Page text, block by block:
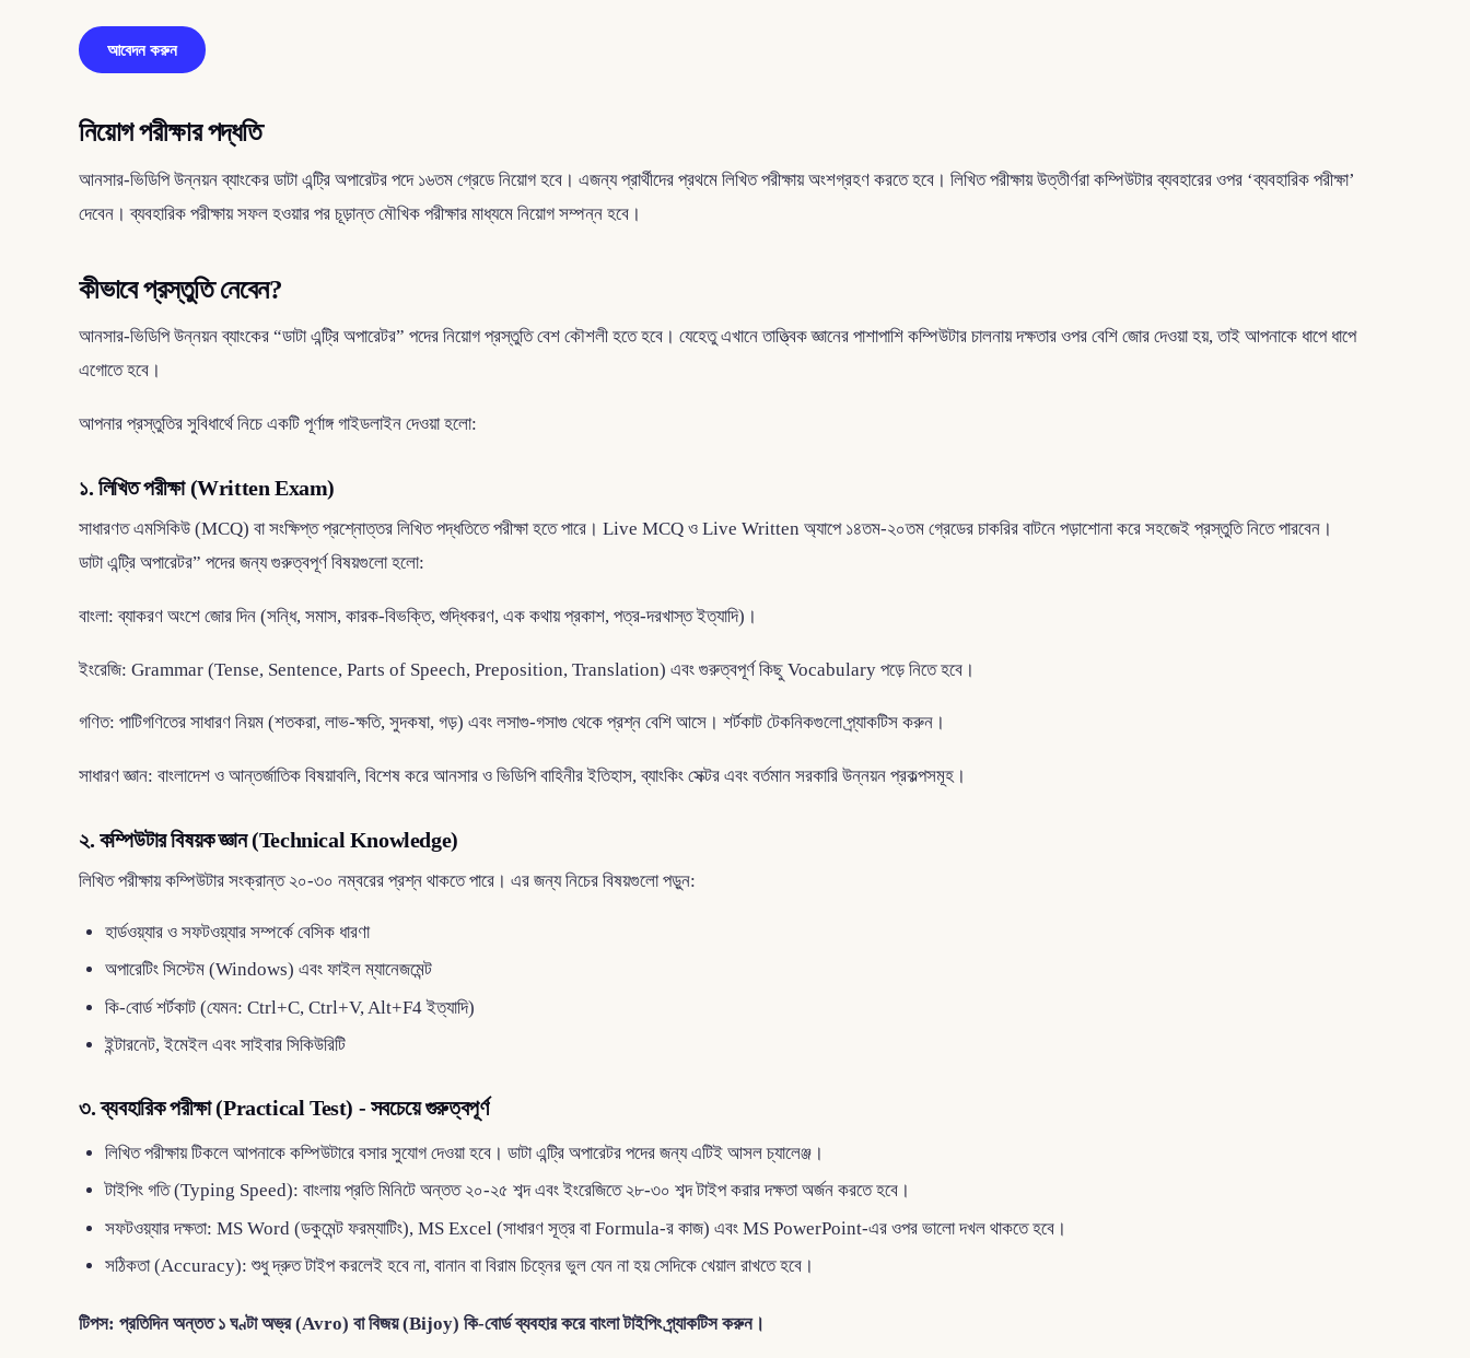
আবেদন করুন
নিয়োগ পরীক্ষার পদ্ধতি
আনসার-ভিডিপি উন্নয়ন ব্যাংকের ডাটা এন্ট্রি অপারেটর পদে ১৬তম গ্রেডে নিয়োগ হবে। এজন্য প্রার্থীদের প্রথমে লিখিত পরীক্ষায় অংশগ্রহণ করতে হবে। লিখিত পরীক্ষায় উত্তীর্ণরা কম্পিউটার ব্যবহারের ওপর ‘ব্যবহারিক পরীক্ষা’
দেবেন। ব্যবহারিক পরীক্ষায় সফল হওয়ার পর চূড়ান্ত মৌখিক পরীক্ষার মাধ্যমে নিয়োগ সম্পন্ন হবে।
কীভাবে প্রস্তুতি নেবেন?
আনসার-ভিডিপি উন্নয়ন ব্যাংকের “ডাটা এন্ট্রি অপারেটর” পদের নিয়োগ প্রস্তুতি বেশ কৌশলী হতে হবে। যেহেতু এখানে তাত্ত্বিক জ্ঞানের পাশাপাশি কম্পিউটার চালনায় দক্ষতার ওপর বেশি জোর দেওয়া হয়, তাই আপনাকে ধাপে ধাপে
এগোতে হবে।
আপনার প্রস্তুতির সুবিধার্থে নিচে একটি পূর্ণাঙ্গ গাইডলাইন দেওয়া হলো:
১. লিখিত পরীক্ষা (Written Exam)
সাধারণত এমসিকিউ (MCQ) বা সংক্ষিপ্ত প্রশ্নোত্তর লিখিত পদ্ধতিতে পরীক্ষা হতে পারে। Live MCQ ও Live Written অ্যাপে ১৪তম-২০তম গ্রেডের চাকরির বাটনে পড়াশোনা করে সহজেই প্রস্তুতি নিতে পারবেন।
ডাটা এন্ট্রি অপারেটর” পদের জন্য গুরুত্বপূর্ণ বিষয়গুলো হলো:
বাংলা: ব্যাকরণ অংশে জোর দিন (সন্ধি, সমাস, কারক-বিভক্তি, শুদ্ধিকরণ, এক কথায় প্রকাশ, পত্র-দরখাস্ত ইত্যাদি)।
ইংরেজি: Grammar (Tense, Sentence, Parts of Speech, Preposition, Translation) এবং গুরুত্বপূর্ণ কিছু Vocabulary পড়ে নিতে হবে।
গণিত: পাটিগণিতের সাধারণ নিয়ম (শতকরা, লাভ-ক্ষতি, সুদকষা, গড়) এবং লসাগু-গসাগু থেকে প্রশ্ন বেশি আসে। শর্টকাট টেকনিকগুলো প্র্যাকটিস করুন।
সাধারণ জ্ঞান: বাংলাদেশ ও আন্তর্জাতিক বিষয়াবলি, বিশেষ করে আনসার ও ভিডিপি বাহিনীর ইতিহাস, ব্যাংকিং সেক্টর এবং বর্তমান সরকারি উন্নয়ন প্রকল্পসমূহ।
২. কম্পিউটার বিষয়ক জ্ঞান (Technical Knowledge)
লিখিত পরীক্ষায় কম্পিউটার সংক্রান্ত ২০-৩০ নম্বরের প্রশ্ন থাকতে পারে। এর জন্য নিচের বিষয়গুলো পড়ুন:
হার্ডওয়্যার ও সফটওয়্যার সম্পর্কে বেসিক ধারণা
অপারেটিং সিস্টেম (Windows) এবং ফাইল ম্যানেজমেন্ট
কি-বোর্ড শর্টকাট (যেমন: Ctrl+C, Ctrl+V, Alt+F4 ইত্যাদি)
ইন্টারনেট, ইমেইল এবং সাইবার সিকিউরিটি
৩. ব্যবহারিক পরীক্ষা (Practical Test) - সবচেয়ে গুরুত্বপূর্ণ
লিখিত পরীক্ষায় টিকলে আপনাকে কম্পিউটারে বসার সুযোগ দেওয়া হবে। ডাটা এন্ট্রি অপারেটর পদের জন্য এটিই আসল চ্যালেঞ্জ।
টাইপিং গতি (Typing Speed): বাংলায় প্রতি মিনিটে অন্তত ২০-২৫ শব্দ এবং ইংরেজিতে ২৮-৩০ শব্দ টাইপ করার দক্ষতা অর্জন করতে হবে।
সফটওয়্যার দক্ষতা: MS Word (ডকুমেন্ট ফরম্যাটিং), MS Excel (সাধারণ সূত্র বা Formula-র কাজ) এবং MS PowerPoint-এর ওপর ভালো দখল থাকতে হবে।
সঠিকতা (Accuracy): শুধু দ্রুত টাইপ করলেই হবে না, বানান বা বিরাম চিহ্নের ভুল যেন না হয় সেদিকে খেয়াল রাখতে হবে।
টিপস: প্রতিদিন অন্তত ১ ঘণ্টা অভ্র (Avro) বা বিজয় (Bijoy) কি-বোর্ড ব্যবহার করে বাংলা টাইপিং প্র্যাকটিস করুন।